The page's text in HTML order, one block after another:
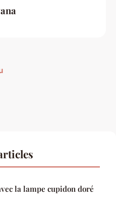
la lampe cupidon doré